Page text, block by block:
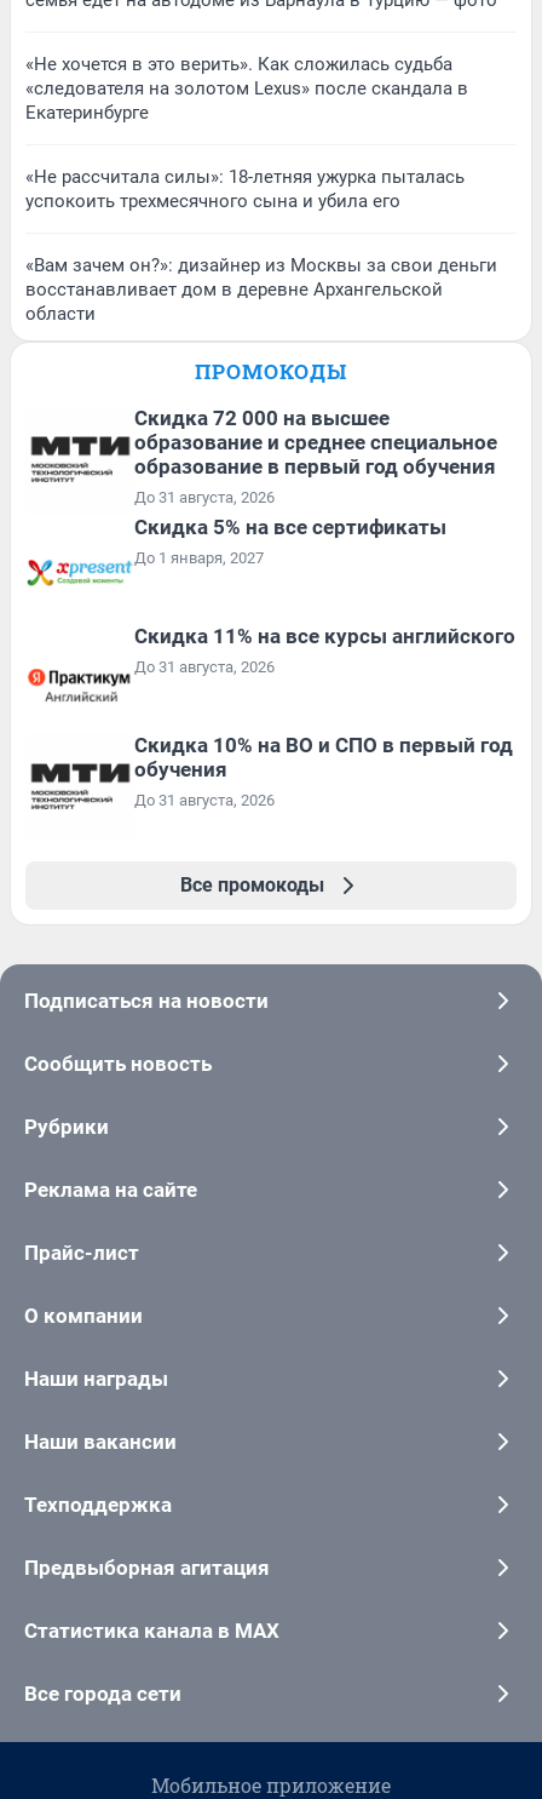
«Не хочется в это верить». Как сложилась судьба
«следователя на золотом Lexus» после скандала в
Екатеринбурге
«Не рассчитала силы»: 18-летняя ужурка пыталась
успокоить трехмесячного сына и убила его
«Вам зачем он?»: дизайнер из Москвы за свои деньги
восстанавливает дом в деревне Архангельской
области
ПРОМОКОДЫ
Скидка 72 000 на высшее
образование и среднее специальное
образование в первый год обучения
До 31 августа, 2026
Скидка 5% на все сертификаты
До 1 января, 2027
Скидка 11% на все курсы английского
До 31 августа, 2026
Скидка 10% на ВО и СПО в первый год
обучения
До 31 августа, 2026
Все промокоды
Подписаться на новости
Сообщить новость
Рубрики
Реклама на сайте
Прайс-лист
О компании
Наши награды
Наши вакансии
Техподдержка
Предвыборная агитация
Статистика канала в MAX
Все города сети
Мобильное приложение